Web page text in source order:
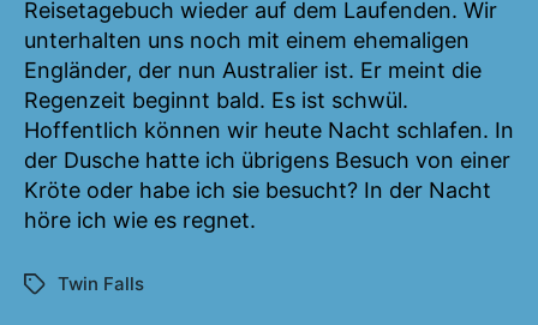
Reisetagebuch wieder auf dem Laufenden. Wir
unterhalten uns noch mit einem ehemaligen
Engländer, der nun Australier ist. Er meint die
Regenzeit beginnt bald. Es ist schwül.
Hoffentlich können wir heute Nacht schlafen. In
der Dusche hatte ich übrigens Besuch von einer
Kröte oder habe ich sie besucht? In der Nacht
höre ich wie es regnet.
Schlagwörter
Twin Falls